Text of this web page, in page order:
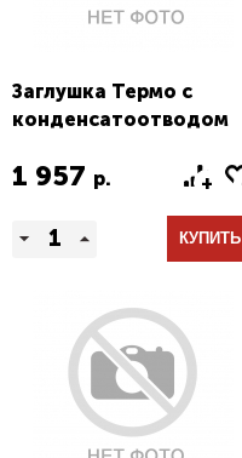
Заглушка Термо с
конденсатоотводом
1 957 р.
КУПИТЬ